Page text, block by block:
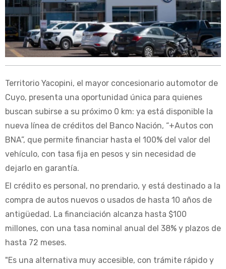
Territorio Yacopini, el mayor concesionario automotor de
Cuyo, presenta una oportunidad única para quienes
buscan subirse a su próximo 0 km: ya está disponible la
nueva línea de créditos del Banco Nación, “+Autos con
BNA”, que permite financiar hasta el 100% del valor del
vehículo, con tasa fija en pesos y sin necesidad de
dejarlo en garantía.
El crédito es personal, no prendario, y está destinado a la
compra de autos nuevos o usados de hasta 10 años de
antigüedad. La financiación alcanza hasta $100
millones, con una tasa nominal anual del 38% y plazos de
hasta 72 meses.
"Es una alternativa muy accesible, con trámite rápido y